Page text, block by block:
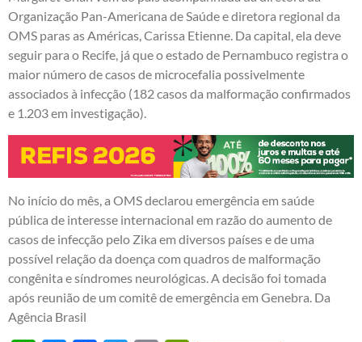
Organização Pan-Americana de Saúde e diretora regional da
OMS paras as Américas, Carissa Etienne. Da capital, ela deve
seguir para o Recife, já que o estado de Pernambuco registra o
maior número de casos de microcefalia possivelmente
associados à infecção (182 casos da malformação confirmados
e 1.203 em investigação).
No início do mês, a OMS declarou emergência em saúde
pública de interesse internacional em razão do aumento de
casos de infecção pelo Zika em diversos países e de uma
possível relação da doença com quadros de malformação
congênita e síndromes neurológicas. A decisão foi tomada
após reunião de um comitê de emergência em Genebra. Da
Agência Brasil